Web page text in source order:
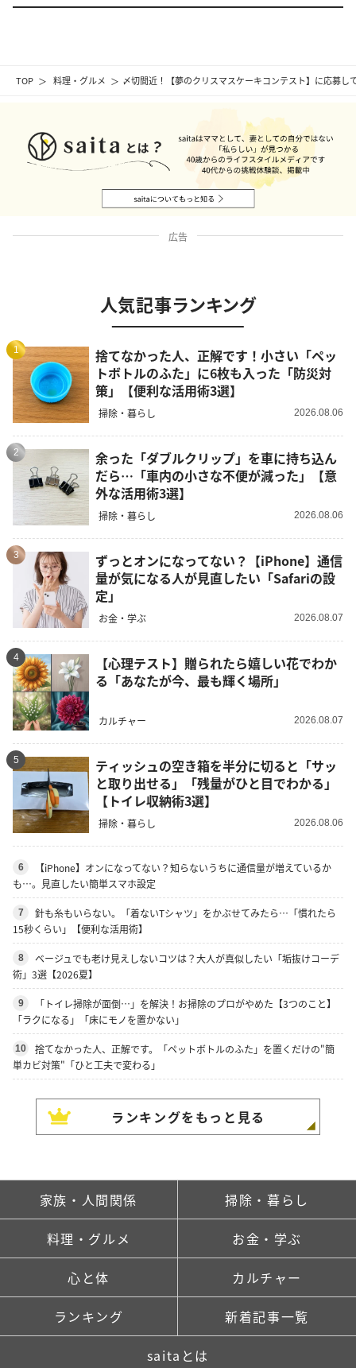
TOP 料理・グルメ 〆切間近！【夢のクリスマスケーキコンテスト】に応募し
広告
人気記事ランキング
1
捨てなかった人、正解です！小さい「ペッ
トボトルのふた」に6枚も入った「防災対
策」【便利な活用術3選】
掃除・暮らし 2026.08.06
2
余った「ダブルクリップ」を車に持ち込ん
だら…「車内の小さな不便が減った」【意
外な活用術3選】
掃除・暮らし 2026.08.06
3
ずっとオンになってない？【iPhone】通信
量が気になる人が見直したい「Safariの設
定」
お金・学ぶ 2026.08.07
4
【心理テスト】贈られたら嬉しい花でわか
る「あなたが今、最も輝く場所」
カルチャー 2026.08.07
5
ティッシュの空き箱を半分に切ると「サッ
と取り出せる」「残量がひと目でわかる」
【トイレ収納術3選】
掃除・暮らし 2026.08.06
6
【iPhone】オンになってない？知らないうちに通信量が増えているか
も…。見直したい簡単スマホ設定
7
針も糸もいらない。「着ないTシャツ」をかぶせてみたら…「慣れたら
15秒くらい」【便利な活用術】
8
ベージュでも老け見えしないコツは？大人が真似したい「垢抜けコーデ
術」3選【2026夏】
9
「トイレ掃除が面倒…」を解決！お掃除のプロがやめた【3つのこと】
「ラクになる」「床にモノを置かない」
10
捨てなかった人、正解です。「ペットボトルのふた」を置くだけの"簡
単カビ対策"「ひと工夫で変わる」
ランキングをもっと見る
家族・人間関係 掃除・暮らし
料理・グルメ お金・学ぶ
心と体 カルチャー
ランキング 新着記事一覧
saitaとは